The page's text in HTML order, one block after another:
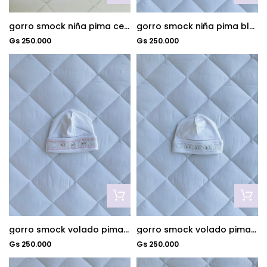
gorro smock niña pima celeste
Gs 250.000
gorro smock niña pima blanco
Gs 250.000
gorro smock volado pima rosa
Gs 250.000
gorro smock volado pima blanco
Gs 250.000